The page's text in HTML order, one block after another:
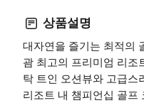
상품설명
대자연을 즐기는 최적의
괌 최고의 프리미엄 리조
탁 트인 오션뷰와 고급스
리조트 내 챔피언십 골프